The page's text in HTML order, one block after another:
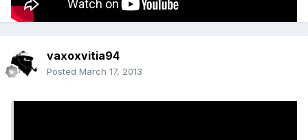
vaxoxvitia94
Posted March 17, 2013